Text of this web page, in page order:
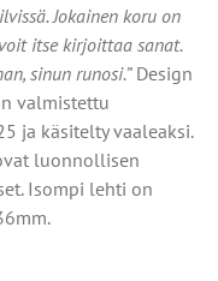
Jokainen koru on
itse kirjoittaa sanat.
sinun runosi.”Design
valmistettu
ja käsitelty vaaleaksi.
luonnollisen
Isompi lehti on